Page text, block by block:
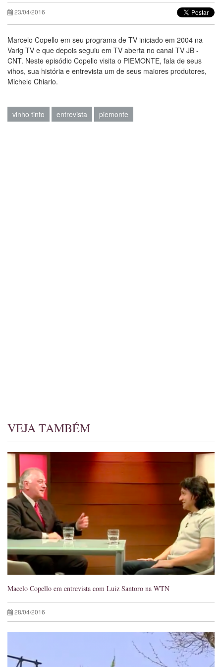
23/04/2016
Marcelo Copello em seu programa de TV iniciado em 2004 na
Varig TV e que depois seguiu em TV aberta no canal TV JB -
CNT. Neste episódio Copello visita o PIEMONTE, fala de seus
vihos, sua história e entrevista um de seus maiores produtores,
Michele Chiarlo.
vinho tinto entrevista piemonte
VEJA TAMBÉM
Macelo Copello em entrevista com Luiz Santoro na WTN
28/04/2016